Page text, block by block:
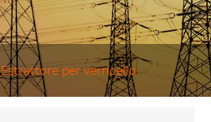
Estrattore per verricello